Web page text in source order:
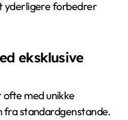
yderligere forbedrer
eksklusive
med unikke
fra standardgenstande.